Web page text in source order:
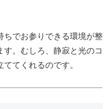
ちでお参りできる環境が整
す。むしろ、静寂と光のコ
てくれるのです。